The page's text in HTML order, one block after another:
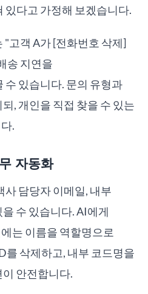
있다고 가정해 보겠습니다.
"고객 A가 [전화번호 삭제]
송 지연을
있습니다. 문의 유형과
, 개인을 직접 찾을 수 있는
.
자동화
사 담당자 이메일, 내부
수 있습니다. AI에게
는 이름을 역할명으로
를 삭제하고, 내부 코드명을
안전합니다.